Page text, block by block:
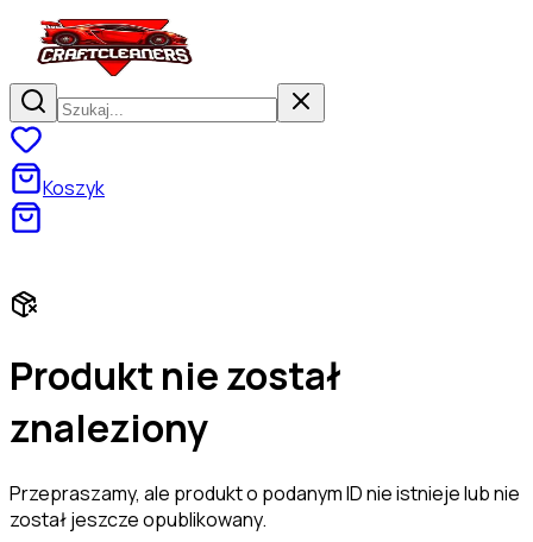
Koszyk
Produkt nie został
znaleziony
Przepraszamy, ale produkt o podanym ID nie istnieje lub nie
został jeszcze opublikowany.